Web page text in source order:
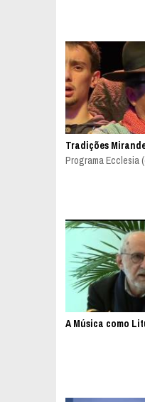
Tradições
Programa Ecclesia
A Música como